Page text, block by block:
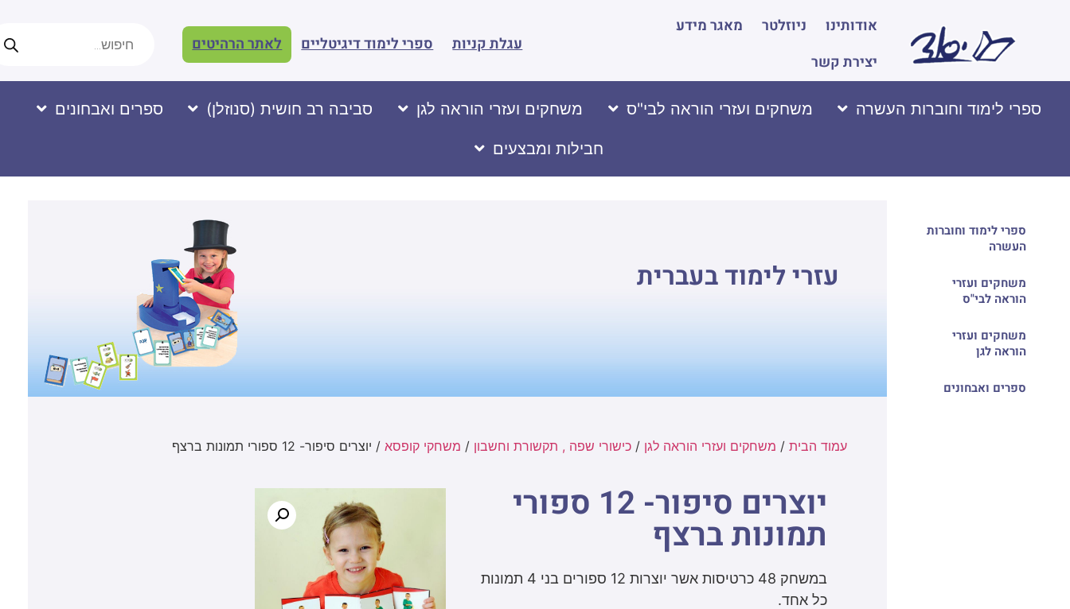
אודותינו ניוזלטר
מאגר מידע
יצירת קשר
עגלת קניות ספרי לימוד דיגיטליים לאתר הרהיטים
ספרי לימוד וחוברות העשרה משחקים ועזרי הוראה לבי"ס משחקים ועזרי הוראה לגן סביבה רב חושית (סנוזלן) ספרים ואבחונים
חבילות ומבצעים
ספרי לימוד וחוברות
העשרה
משחקים ועזרי
הוראה לבי"ס
משחקים ועזרי
הוראה לגן
ספרים ואבחונים
עזרי לימוד בעברית
עמוד הבית/ משחקים ועזרי הוראה לגן / כישורי שפה , תקשורת וחשבון / משחקי קופסא/ יוצרים סיפור- 12 ספורי תמונות ברצף
יוצרים סיפור- 12 ספורי
תמונות ברצף
במשחק 48 כרטיסות אשר יוצרות 12 ספורים בני 4 תמונות
כל אחד.